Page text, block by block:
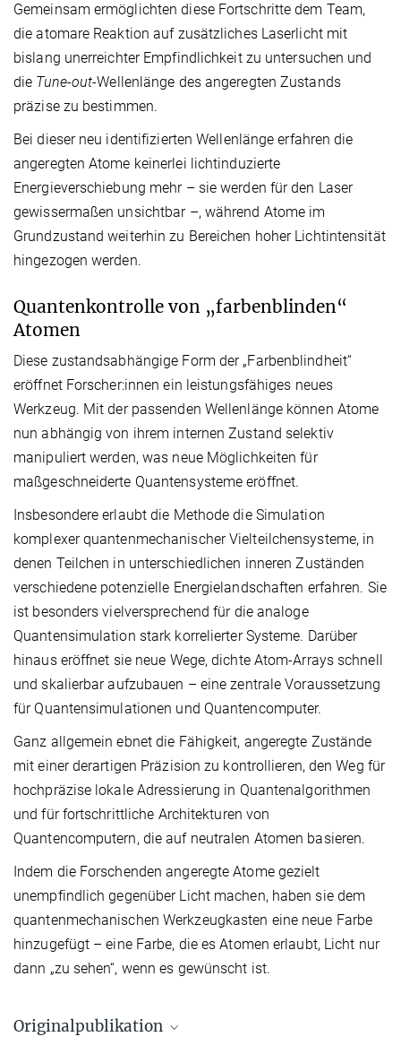
Gemeinsam ermöglichten diese Fortschritte dem Team,
die atomare Reaktion auf zusätzliches Laserlicht mit
bislang unerreichter Empfindlichkeit zu untersuchen und
die Tune-out-Wellenlänge des angeregten Zustands
präzise zu bestimmen.
Bei dieser neu identifizierten Wellenlänge erfahren die
angeregten Atome keinerlei lichtinduzierte
Energieverschiebung mehr – sie werden für den Laser
gewissermaßen unsichtbar –, während Atome im
Grundzustand weiterhin zu Bereichen hoher Lichtintensität
hingezogen werden.
Quantenkontrolle von „farbenblinden“
Atomen
Diese zustandsabhängige Form der „Farbenblindheit“
eröffnet Forscher:innen ein leistungsfähiges neues
Werkzeug. Mit der passenden Wellenlänge können Atome
nun abhängig von ihrem internen Zustand selektiv
manipuliert werden, was neue Möglichkeiten für
maßgeschneiderte Quantensysteme eröffnet.
Insbesondere erlaubt die Methode die Simulation
komplexer quantenmechanischer Vielteilchensysteme, in
denen Teilchen in unterschiedlichen inneren Zuständen
verschiedene potenzielle Energielandschaften erfahren. Sie
ist besonders vielversprechend für die analoge
Quantensimulation stark korrelierter Systeme. Darüber
hinaus eröffnet sie neue Wege, dichte Atom-Arrays schnell
und skalierbar aufzubauen – eine zentrale Voraussetzung
für Quantensimulationen und Quantencomputer.
Ganz allgemein ebnet die Fähigkeit, angeregte Zustände
mit einer derartigen Präzision zu kontrollieren, den Weg für
hochpräzise lokale Adressierung in Quantenalgorithmen
und für fortschrittliche Architekturen von
Quantencomputern, die auf neutralen Atomen basieren.
Indem die Forschenden angeregte Atome gezielt
unempfindlich gegenüber Licht machen, haben sie dem
quantenmechanischen Werkzeugkasten eine neue Farbe
hinzugefügt – eine Farbe, die es Atomen erlaubt, Licht nur
dann „zu sehen“, wenn es gewünscht ist.
Originalpublikation